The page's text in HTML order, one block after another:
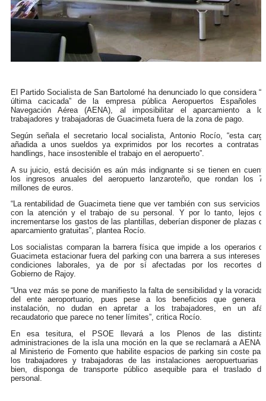
El Partido Socialista de San Bartolomé ha denunciado lo que considera
última cacicada” de la empresa pública Aeropuertos Españoles
Navegación Aérea (AENA), al imposibilitar el aparcamiento a
trabajadores y trabajadoras de Guacimeta fuera de la zona de pago.
Según señala el secretario local socialista, Antonio Rocío, “esta
añadida a unos sueldos ya exprimidos por los recortes a contratas
handlings, hace insostenible el trabajo en el aeropuerto”.
A su juicio, está decisión es aún más indignante si se tienen en
los ingresos anuales del aeropuerto lanzaroteño, que rondan los
millones de euros.
“La rentabilidad de Guacimeta tiene que ver también con sus servicios
con la atención y el trabajo de su personal. Y por lo tanto, lejos
incrementarse los gastos de las plantillas, deberían disponer de plazas
aparcamiento gratuitas”, plantea Rocío.
Los socialistas comparan la barrera física que impide a los operarios
Guacimeta estacionar fuera del parking con una barrera a sus intereses
condiciones laborales, ya de por sí afectadas por los recortes
Gobierno de Rajoy.
“Una vez más se pone de manifiesto la falta de sensibilidad y la
del ente aeroportuario, pues pese a los beneficios que genera
instalación, no dudan en apretar a los trabajadores, en un
recaudatorio que parece no tener límites”, critica Rocío.
En esa tesitura, el PSOE llevará a los Plenos de las
administraciones de la isla una moción en la que se reclamará a AENA
al Ministerio de Fomento que habilite espacios de parking sin coste
los trabajadores y trabajadoras de las instalaciones aeropuertuarias
bien, disponga de transporte público asequible para el traslado
personal.